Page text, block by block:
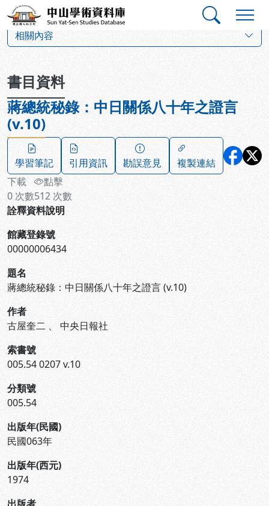
跳到主要內容
中山學術資料庫
相關內容
書目資料
蔣總統秘錄：中日關係八十年之證言
(v.10)
學習筆記 引用資訊 勘誤意見
複製連結
下載
0 次數
點擊
512 次數
詮釋資料說明
館藏登錄號
00000006434
題名
蔣總統秘錄：中日關係八十年之證言 (v.10)
作者
古屋奎二 、 中央日報社
索書號
005.54 0207 v.10
分類號
005.54
出版年(民國)
民國063年
出版年(西元)
1974